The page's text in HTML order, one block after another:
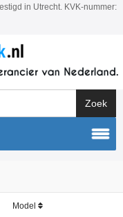
in Utrecht. KVK-nummer:
Model